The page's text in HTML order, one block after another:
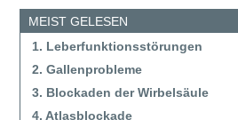
MEIST GELESEN
1. Leberfunktionsstörungen
2. Gallenprobleme
3. Blockaden der Wirbelsäule
4. Atlasblockade